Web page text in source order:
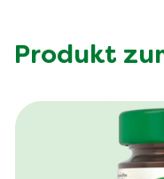
Produkt